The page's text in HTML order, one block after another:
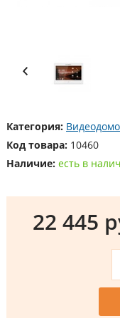
Категория:
Код товара: 10460
Наличие: есть в
22 445